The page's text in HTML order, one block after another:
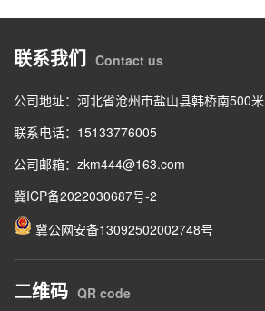
联系我们 Contact us
公司地址：河北省沧州市盐山县韩桥南500米
联系电话：15133776005
公司邮箱：zkm444@163.com
冀ICP备2022030687号-2
冀公网安备13092502002748号
二维码 QR code